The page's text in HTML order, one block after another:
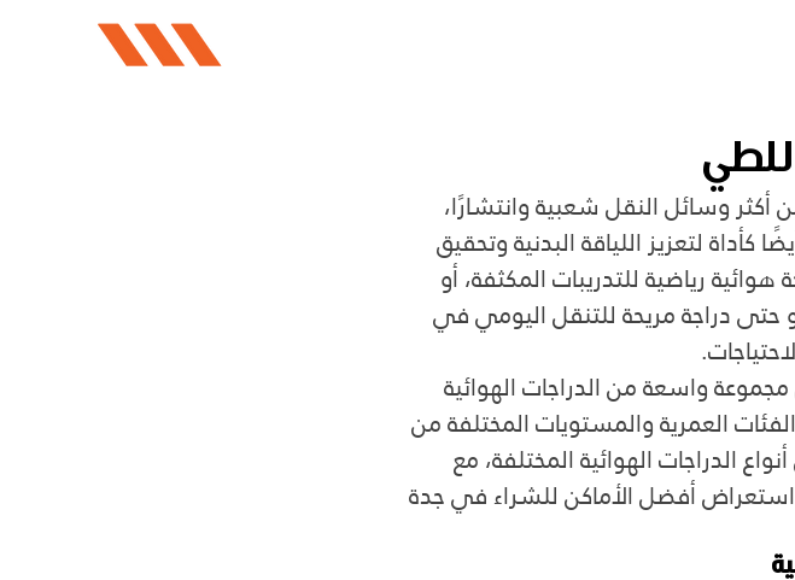
أكثر وسائل النقل شعبية وانتشارًا،
لتعزيز اللياقة البدنية وتحقيق
رياضية للتدريبات المكثفة، أو
حتى دراجة مريحة للتنقل اليومي في
واسعة من الدراجات الهوائية
العمرية والمستويات المختلفة من
الدراجات الهوائية المختلفة، مع
استعراض أفضل الأماكن للشراء في جدة